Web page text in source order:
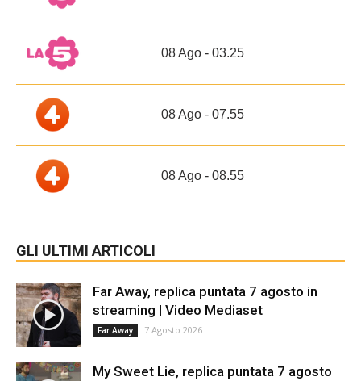
08 Ago - 03.25
08 Ago - 07.55
08 Ago - 08.55
GLI ULTIMI ARTICOLI
Far Away, replica puntata 7 agosto in
streaming | Video Mediaset
Far Away 7 Agosto 2026
My Sweet Lie, replica puntata 7 agosto